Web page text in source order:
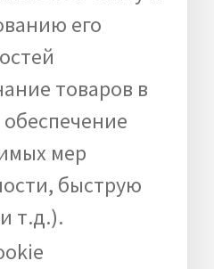
его
товаров в
мер
быструю
т.д.).